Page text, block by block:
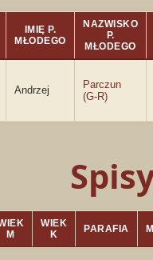
IMIĘ P.
MŁODEGO
NAZWISKO
P.
MŁODEGO
Andrzej
Parczun
(G-R)
M
WIEK
K
PARAFIA